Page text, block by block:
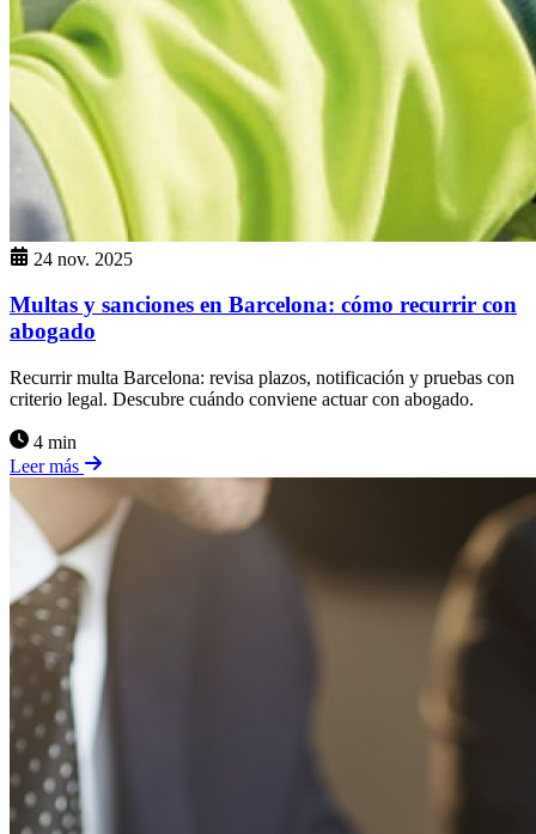
24 nov. 2025
Multas y sanciones en Barcelona: cómo recurrir con
abogado
Recurrir multa Barcelona: revisa plazos, notificación y pruebas con
criterio legal. Descubre cuándo conviene actuar con abogado.
4 min
Leer más